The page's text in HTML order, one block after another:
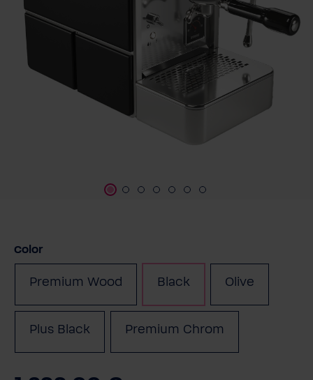
Seleccione
Color
Premium Wood Black (Esta opción no está
Olive
Plus Black Premium Chrom